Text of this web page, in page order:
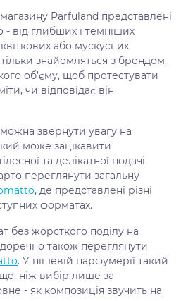
Parfuland представлені
- від глибших і темніших
або мускусних
тільки знайомляться з брендом,
об’єму, щоб протестувати
чи відповідає він
звернути увагу на
може зацікавити
та делікатної подачі.
переглянути загальну
, де представлені різні
форматах.
без жорсткого поділу на
також переглянути
. У нішевій парфумерії такий
ніж вибір лише за
- як композиція звучить на